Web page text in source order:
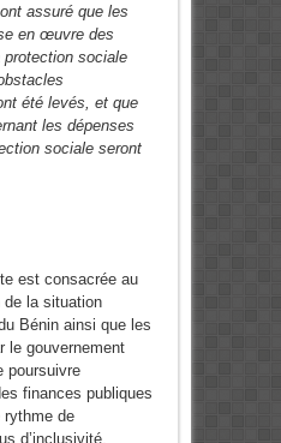
assuré que les
en œuvre des
sociale
été levés, et que
les dépenses
sociale seront
est consacrée au
de la situation
Bénin ainsi que les
le gouvernement
finances publiques
de
d’inclusivité.